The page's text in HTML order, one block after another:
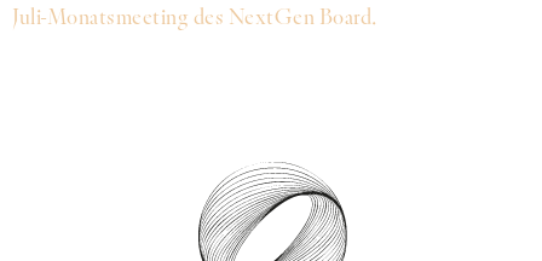
Juli-Monatsmeeting des NextGen Board.